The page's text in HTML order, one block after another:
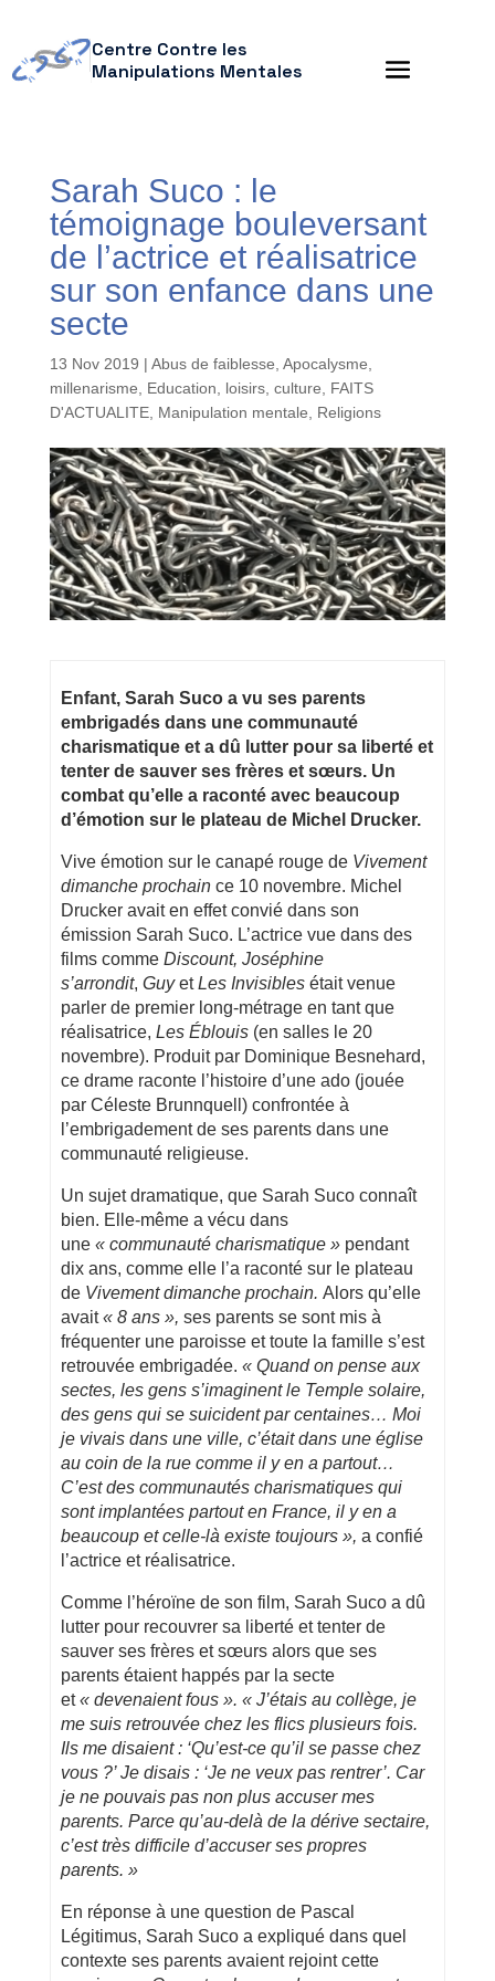
Centre Contre les
Manipulations Mentales
Sarah Suco : le
témoignage bouleversant
de l’actrice et réalisatrice
sur son enfance dans une
secte
13 Nov 2019 | Abus de faiblesse Apocalysme,
millenarisme
Education, loisirs, culture
FAITS
D'ACTUALITE, Manipulation mentale Religions
Enfant, Sarah Suco a vu ses parents
embrigadés dans une communauté
charismatique et a dû lutter pour sa liberté et
tenter de sauver ses frères et sœurs. Un
combat qu’elle a raconté avec beaucoup
d’émotion sur le plateau de Michel Drucker.
Vive émotion sur le canapé rouge de Vivement
dimanche prochain ce 10 novembre. Michel
Drucker avait en effet convié dans son
émission Sarah Suco. L’actrice vue dans des
films commeDiscount, Joséphine
s’arrondit, GuyetLes Invisibles était venue
parler de premier long-métrage en tant que
réalisatrice,Les Éblouis (en salles le 20
novembre). Produit par Dominique Besnehard,
ce drame raconte l’histoire d’une ado (jouée
par Céleste Brunnquell) confrontée à
l’embrigadement de ses parents dans une
communauté religieuse.
Un sujet dramatique, que Sarah Suco connaît
bien. Elle-même a vécu dans
une« communauté charismatique » pendant
dix ans, comme elle l’a raconté sur le plateau
de Vivement dimanche prochain.Alors qu’elle
avait« 8 ans », ses parents se sont mis à
fréquenter une paroisse et toute la famille s’est
retrouvée embrigadée. « Quand on pense aux
sectes, les gens s’imaginent le Temple solaire,
des gens qui se suicident par centaines… Moi
je vivais dans une ville, c’était dans une église
au coin de la rue comme il y en a partout…
C’est des communautés charismatiques qui
sont implantées partout en France, il y en a
beaucoup et celle-là existe toujours »,a confié
l’actrice et réalisatrice.
Comme l’héroïne de son film, Sarah Suco a dû
lutter pour recouvrer sa liberté et tenter de
sauver ses frères et sœurs alors que ses
parents étaient happés par la secte
et« devenaient fous ». « J’étais au collège, je
me suis retrouvée chez les flics plusieurs fois.
Ils me disaient : ‘Qu’est-ce qu’il se passe chez
vous ?’ Je disais : ‘Je ne veux pas rentrer’. Car
je ne pouvais pas non plus accuser mes
parents. Parce qu’au-delà de la dérive sectaire,
c’est très difficile d’accuser ses propres
parents. »
En réponse à une question de Pascal
Légitimus, Sarah Suco a expliqué dans quel
contexte ses parents avaient rejoint cette